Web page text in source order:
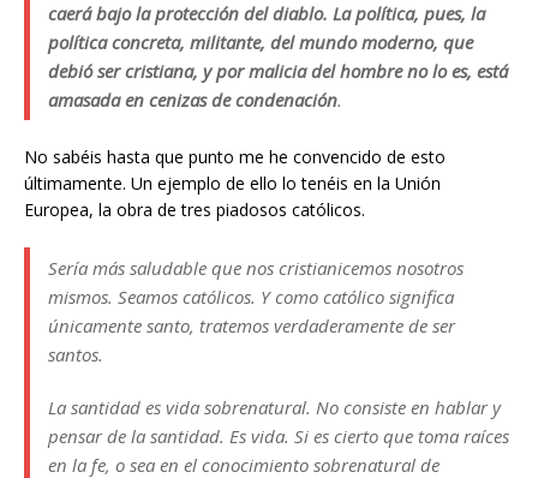
caerá bajo la protección del diablo. La política, pues, la
política concreta, militante, del mundo moderno, que
debió ser cristiana, y por malicia del hombre no lo es, está
amasada en cenizas de condenación.
No sabéis hasta que punto me he convencido de esto
últimamente. Un ejemplo de ello lo tenéis en la Unión
Europea, la obra de tres piadosos católicos.
Sería más saludable que nos cristianicemos nosotros
mismos. Seamos católicos. Y como católico significa
únicamente santo, tratemos verdaderamente de ser
santos.
La santidad es vida sobrenatural. No consiste en hablar y
pensar de la santidad. Es vida. Si es cierto que toma raíces
en la fe, o sea en el conocimiento sobrenatural de